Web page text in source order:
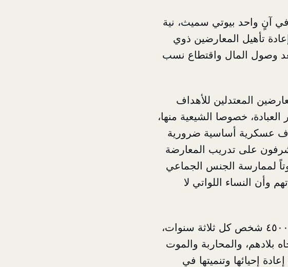
في آنٍ واحد بيوتي سميث، نية
دولار لبرنامج إعادة تأهيل المعارضين ذوي
أي قرابة الـ٥٠٠ دولار فعلياً بعد وصول المال واقتطاع نسب
المعتدلين للأهداف
خصوصا الشيعية منها،
عسكرية أساسية ضرورية
على تدريب المعارضة
لممارسة الجنس الجماعي
وأن النساء اللواتي لا
وكان مركز الكون، واشنطن، قد أعلن عن نيته غسل دماغ ٤٥٠٠ شخص كل ثلاثة سنوات،
بلادهم، والمحاربة والموت
إحيائها وتنميتها في